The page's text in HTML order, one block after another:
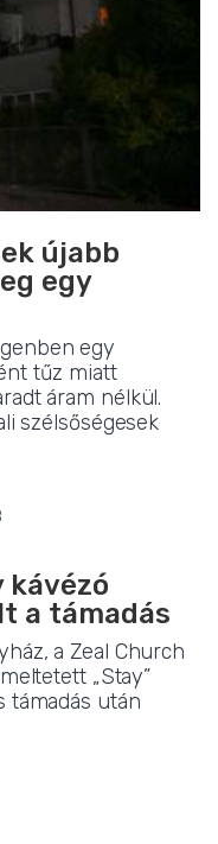
újabb
egy
egy
tűz miatt
áram nélkül.
szélsőségesek
kávézó
a támadás
a Zeal Church
„Stay”
támadás után